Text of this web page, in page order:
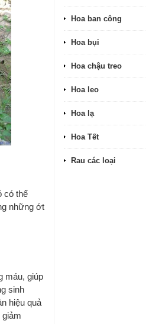
có thể
những ớt
máu, giúp
sinh
hiệu quả
Hoa ban công
Hoa bụi
Hoa chậu treo
Hoa leo
Hoa lạ
Hoa Tết
Rau các loại